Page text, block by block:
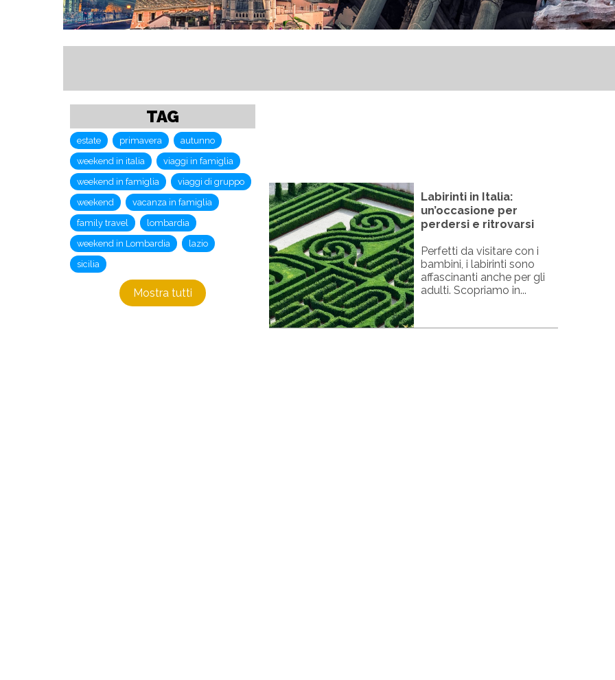
TAG
estate primavera
autunno
weekend in italia
viaggi in famiglia
weekend in famiglia
viaggi di gruppo
weekend
vacanza in famiglia
family travel
lombardia
weekend in Lombardia
lazio
sicilia
Mostra tutti
Labirinti in Italia:
un’occasione per
perdersi e ritrovarsi
Perfetti da visitare con i
bambini, i labirinti sono
affascinanti anche per gli
adulti. Scopriamo in...